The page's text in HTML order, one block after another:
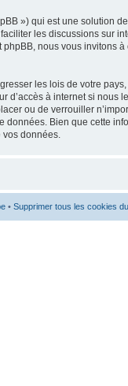
») qui est une solution
les discussions sur
nous vous invitons à
les lois de votre
à internet si nous
ou de verrouiller
Bien que cette
données.
• Supprimer tous les cookies